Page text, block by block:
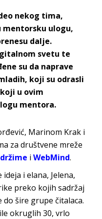
nekog tima,
ulogu,
dalje.
svetu te
su da naprave
koji su odrasli
u ovim
mentora.
Marinom Krak i
za društvene mreže
iWebMind.
i elana, Jelena,
preko kojih sadržaj
šire grupe čitalaca.
okruglih 30, vrlo